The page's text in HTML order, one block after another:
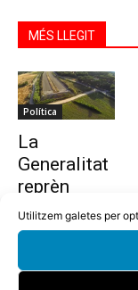
Utilitzem galetes per
MÉS LLEGIT
Política
La
Generalitat
reprèn
l’estudi per
allargar la
Tordera